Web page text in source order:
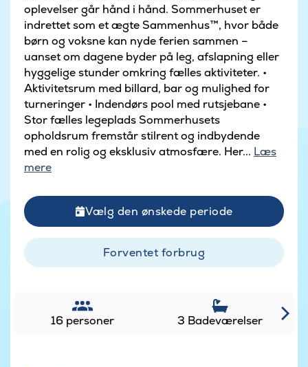
oplevelser går hånd i hånd. Sommerhuset er
indrettet som et ægte Sammenhus™, hvor både
børn og voksne kan nyde ferien sammen –
uanset om dagene byder på leg, afslapning eller
hyggelige stunder omkring fælles aktiviteter. •
Aktivitetsrum med billard, bar og mulighed for
turneringer • Indendørs pool med rutsjebane •
Stor fælles legeplads Sommerhusets
opholdsrum fremstår stilrent og indbydende
med en rolig og eksklusiv atmosfære. Her... Læs
mere
Vælg den ønskede periode
Forventet forbrug
16 personer 3 Badeværelser